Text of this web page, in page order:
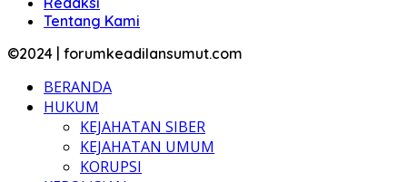
Tentang Kami
©2024 | forumkeadilansumut.com
BERANDA
HUKUM
KEJAHATAN SIBER
KEJAHATAN UMUM
KORUPSI